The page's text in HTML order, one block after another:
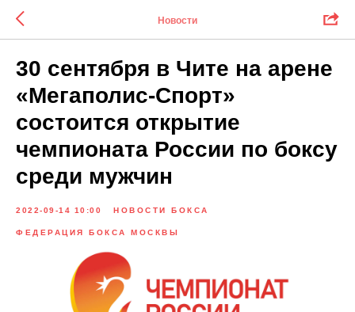
Новости
30 сентября в Чите на арене
«Мегаполис-Спорт»
состоится открытие
чемпионата России по боксу
среди мужчин
2022-09-14 10:00 НОВОСТИ БОКСА
ФЕДЕРАЦИЯ БОКСА МОСКВЫ